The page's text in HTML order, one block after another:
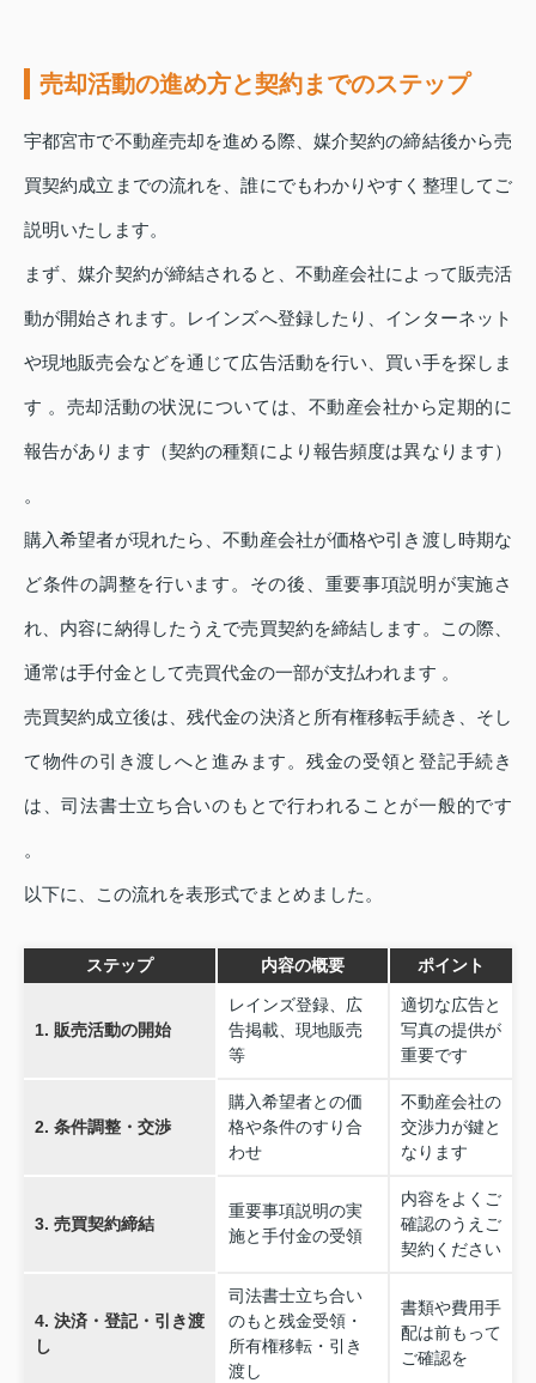
売却活動の進め方と契約までのステップ
宇都宮市で不動産売却を進める際、媒介契約の締結後から売
買契約成立までの流れを、誰にでもわかりやすく整理してご
説明いたします。
まず、媒介契約が締結されると、不動産会社によって販売活
動が開始されます。レインズへ登録したり、インターネット
や現地販売会などを通じて広告活動を行い、買い手を探しま
す 。売却活動の状況については、不動産会社から定期的に
報告があります（契約の種類により報告頻度は異なります）
。
購入希望者が現れたら、不動産会社が価格や引き渡し時期な
ど条件の調整を行います。その後、重要事項説明が実施さ
れ、内容に納得したうえで売買契約を締結します。この際、
通常は手付金として売買代金の一部が支払われます 。
売買契約成立後は、残代金の決済と所有権移転手続き、そし
て物件の引き渡しへと進みます。残金の受領と登記手続き
は、司法書士立ち合いのもとで行われることが一般的です
。
以下に、この流れを表形式でまとめました。
ステップ 内容の概要 ポイント
1. 販売活動の開始
レインズ登録、広
告掲載、現地販売
等
適切な広告と
写真の提供が
重要です
2. 条件調整・交渉
購入希望者との価
格や条件のすり合
わせ
不動産会社の
交渉力が鍵と
なります
3. 売買契約締結
重要事項説明の実
施と手付金の受領
内容をよくご
確認のうえご
契約ください
4. 決済・登記・引き渡
し
司法書士立ち合い
のもと残金受領・
所有権移転・引き
渡し
書類や費用手
配は前もって
ご確認を